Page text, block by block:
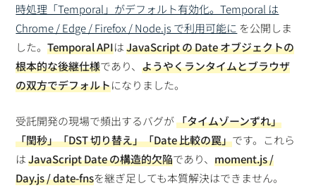
時処理「Temporal」がデフォルト有効化。Temporal は
Chrome / Edge / Firefox / Node.js で利用可能に を公開しま
した。Temporal APIはJavaScript の Date オブジェクトの
根本的な後継仕様であり、ようやくランタイムとブラウザ
の双方でデフォルトになりました。
受託開発の現場で頻出するバグが「タイムゾーンずれ」
「閏秒」「DST 切り替え」「Date 比較の罠」です。これら
はJavaScript Date の構造的欠陥であり、moment.js /
Day.js / date-fnsを継ぎ足しても本質解決はできません。